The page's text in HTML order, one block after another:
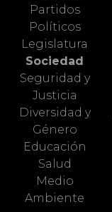
Partidos
Políticos
Legislatura
Sociedad
Seguridad y
Justicia
Diversidad y
Género
Educación
Salud
Medio
Ambiente